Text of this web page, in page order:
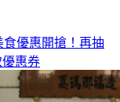
食優惠開搶！再抽
惠券